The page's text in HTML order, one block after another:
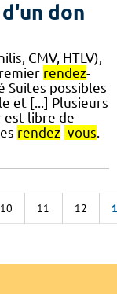
don
CMV, HTLV),
rendez-
Suites possibles
et [...] Plusieurs
est libre de
rendez- vous.
10 11 12